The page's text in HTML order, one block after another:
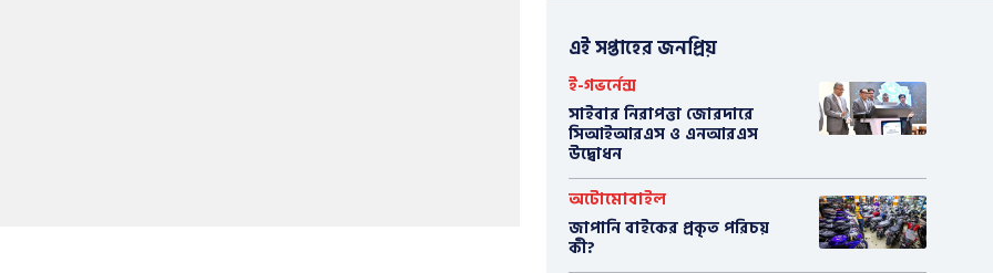
এই সপ্তাহের জনপ্রিয়
ই-গভর্নেন্স
সাইবার নিরাপত্তা জোরদারে
সিআইআরএস ও এনআরএস
উদ্বোধন
অটোমোবাইল
​জাপানি বাইকের প্রকৃত পরিচয়
কী?